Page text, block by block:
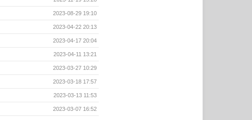
2023-08-29 19:10
2023-04-22 20:13
2023-04-17 20:04
2023-04-11 13:21
2023-03-27 10:29
2023-03-18 17:57
2023-03-13 11:53
2023-03-07 16:52